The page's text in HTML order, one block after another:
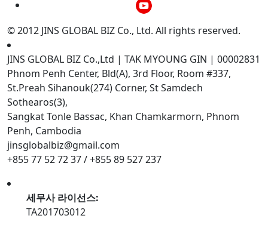
© 2012 JINS GLOBAL BIZ Co., Ltd. All rights reserved.
JINS GLOBAL BIZ Co.,Ltd | TAK MYOUNG GIN | 00002831
Phnom Penh Center, Bld(A), 3rd Floor, Room #337,
St.Preah Sihanouk(274) Corner, St Samdech
Sothearos(3),
Sangkat Tonle Bassac, Khan Chamkarmorn, Phnom
Penh, Cambodia
jinsglobalbiz@gmail.com
+855 77 52 72 37 / +855 89 527 237
세무사 라이선스:
TA201703012